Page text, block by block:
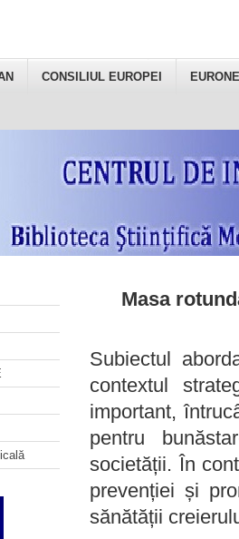
CONSILIUL EUROPEI
Masa
Subiectul
contextul
important,
pentru
societății. În
prevenției și
sănătății